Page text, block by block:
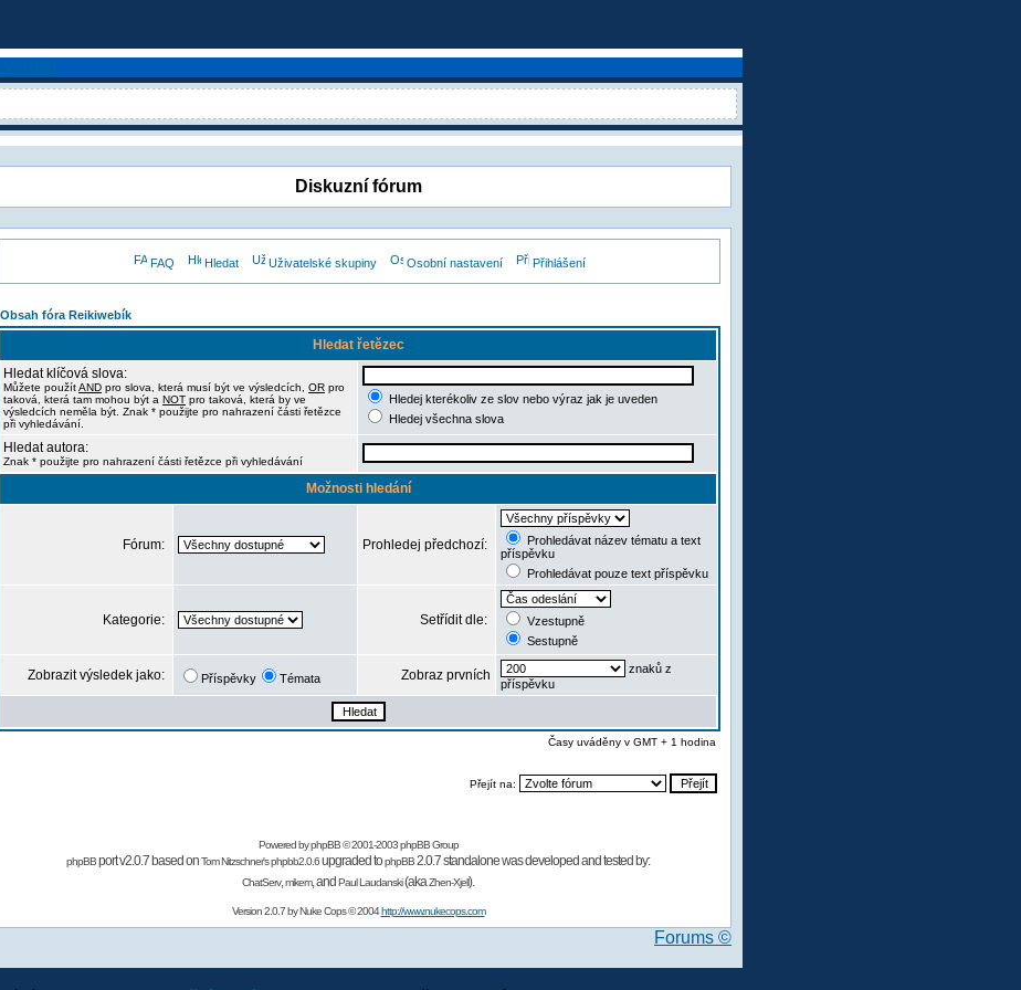
Diskuzní fórum
FAQ Hledat Uživatelské skupiny Osobní nastavení Přihlášení
Obsah fóra Reikiwebík
Hledat řetězec
Hledat klíčová slova:
Můžete použítAND pro slova, která musí být ve výsledcích, OR pro
taková, která tam mohou být a NOT pro taková, která by ve
výsledcích neměla být. Znak * použijte pro nahrazení části řetězce
při vyhledávání.
Hledej kterékoliv ze slov nebo výraz jak je uveden
Hledej všechna slova
Hledat autora:
Znak * použijte pro nahrazení části řetězce při vyhledávání
Možnosti hledání
Fórum: Prohledej předchozí:
Prohledávat název tématu a text
příspěvku
Prohledávat pouze text příspěvku
Kategorie: Setřídit dle:
Vzestupně
Sestupně
Zobrazit výsledek jako: Příspěvky Témata Zobraz prvních
znaků z
příspěvku
Časy uváděny v GMT + 1 hodina
Přejít na:
Powered byphpBB© 2001-2003 phpBB Group
phpBBport v2.0.7 based onTom Nitzschner'sphpbb2.0.6upgraded tophpBB2.0.7 standalone was developed and tested by:
ChatServ,mikem,and Paul Laudanski(akaZhen-Xjell).
Version 2.0.7 byNuke Cops© 2004http://www.nukecops.com
Forums ©